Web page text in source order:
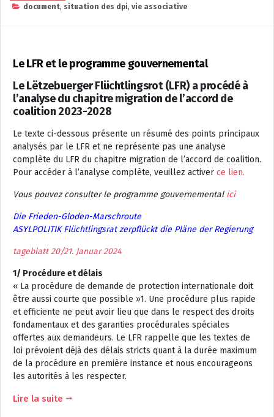
document, situation des dpi, vie associative
Le LFR et le programme gouvernemental
Le Lëtzebuerger Flüchtlingsrot (LFR) a procédé à
l’analyse du chapitre migration de l’accord de
coalition 2023-2028
Le texte ci-dessous présente un résumé des points principaux
analysés par le LFR et ne représente pas une analyse
complète du LFR du chapitre migration de l’accord de coalition.
Pour accéder à l’analyse complète, veuillez activer ce lien.
Vous pouvez consulter le programme gouvernemental ici
Die Frieden-Gloden-Marschroute
ASYLPOLITIK Flüchtlingsrat zerpflückt die Pläne der Regierung
tageblatt 20/21. Januar 2024
1/ Procédure et délais
« La procédure de demande de protection internationale doit
être aussi courte que possible »1. Une procédure plus rapide
et efficiente ne peut avoir lieu que dans le respect des droits
fondamentaux et des garanties procédurales spéciales
offertes aux demandeurs. Le LFR rappelle que les textes de
loi prévoient déjà des délais stricts quant à la durée maximum
de la procédure en première instance et nous encourageons
les autorités à les respecter.
Lire la suite